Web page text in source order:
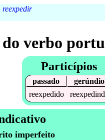
reexpedir
verbo
Particípios
passado
gerúndio
reexpedido
imperfeito